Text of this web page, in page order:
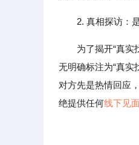
2. 真相探访：
为了揭开“真
无明确标注为“真实
对方先是热情回应
绝提供任何线下见